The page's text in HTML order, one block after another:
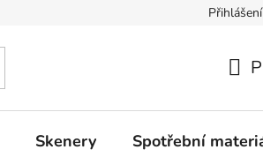
Aktuality
Přihlášení
Skenery Spotřební